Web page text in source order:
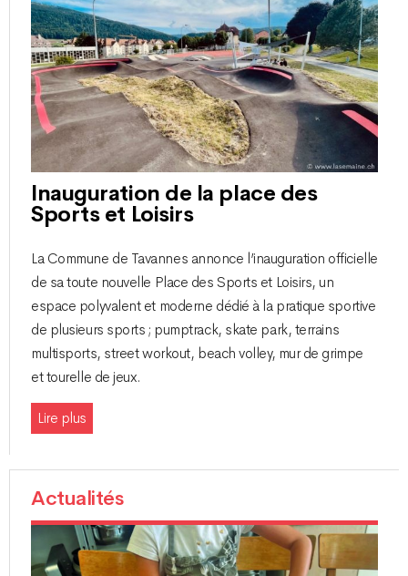
Inauguration de la place des
Sports et Loisirs
La Commune de Tavannes annonce l’inauguration officielle
de sa toute nouvelle Place des Sports et Loisirs, un
espace polyvalent et moderne dédié à la pratique sportive
de plusieurs sports ; pumptrack, skate park, terrains
multisports, street workout, beach volley, mur de grimpe
et tourelle de jeux.
Lire plus
Actualités